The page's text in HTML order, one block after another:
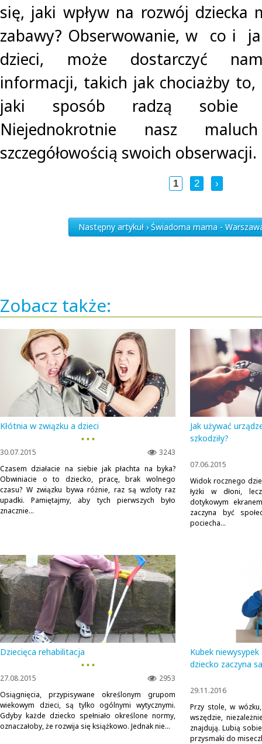
się, jaki wpływ na rozwój dziecka
zabawy? Obserwowanie, w co i
dzieci, może dostarczyć nam
informacji, takich jak chociażby
jaki sposób radzą sobie
Niejednokrotnie nasz
szczegółowością swoich obserwacji.
1 2 ›
Następny artykuł › Świadoma mama -
Zobacz także:
Kłótnia w związku a dzieci
▪ ▪ ▪
3243
30.07.2015
Czasem działacie na siebie jak płachta na byka?
Obwiniacie o to dziecko, pracę, brak wolnego
czasu? W związku bywa różnie, raz są wzloty raz
upadki. Pamiętajmy, aby tych pierwszych było
znacznie...
Jak używać
szkodziły?
07.06.2015
Widok rocznego
łyżki w dłoni,
dotykowym
zaczyna być
pociecha...
Dziecięca rehabilitacja
▪ ▪ ▪
2953
27.08.2015
Osiągnięcia, przypisywane określonym grupom
wiekowym dzieci, są tylko ogólnymi wytycznymi.
Gdyby każde dziecko spełniało określone normy,
oznaczałoby, że rozwija się książkowo. Jednak nie...
Kubek
dziecko zaczyna
29.11.2016
Przy stole, w
wszędzie,
znajdują. Lubią
przysmaki do